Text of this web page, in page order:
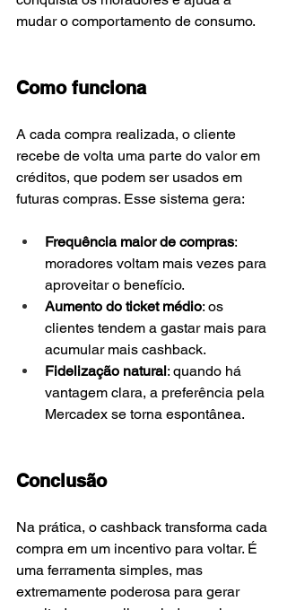
mudar o comportamento de consumo.
Como funciona
A cada compra realizada, o cliente
recebe de volta uma parte do valor em
créditos, que podem ser usados em
futuras compras. Esse sistema gera:
Frequência maior de compras:
moradores voltam mais vezes para
aproveitar o benefício.
Aumento do ticket médio: os
clientes tendem a gastar mais para
acumular mais cashback.
Fidelização natural: quando há
vantagem clara, a preferência pela
Mercadex se torna espontânea.
Conclusão
Na prática, o cashback transforma cada
compra em um incentivo para voltar. É
uma ferramenta simples, mas
extremamente poderosa para gerar